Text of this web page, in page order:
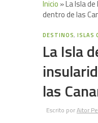
Inicio »La Isla
dentro de las
DESTINOS,ISLAS
La Isla
las
Escrito porAitor